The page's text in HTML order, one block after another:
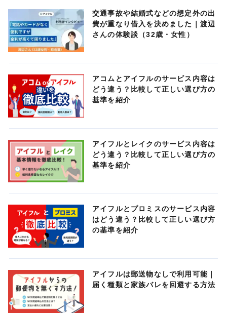
交通事故や結婚式などの想定外の出
費が重なり借入を決めました｜渡辺
さんの体験談（32歳・女性）
アコムとアイフルのサービス内容は
どう違う？比較して正しい選び方の
基準を紹介
アイフルとレイクのサービス内容は
どう違う？比較して正しい選び方の
基準を紹介
アイフルとプロミスのサービス内容
はどう違う？比較して正しい選び方
の基準を紹介
アイフルは郵送物なしで利用可能｜
届く種類と家族バレを回避する方法